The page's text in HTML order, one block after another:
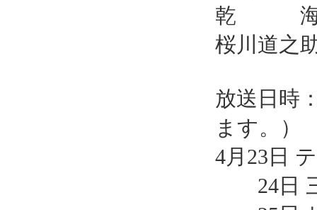
乾 海
桜川道之
放送日時
ます。）
4月23日
24日